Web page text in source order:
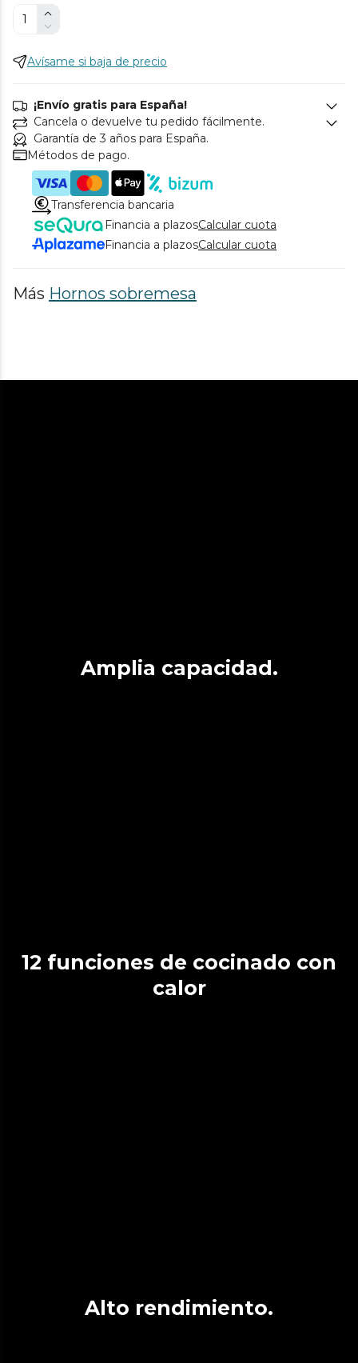
Avísame si baja de precio
¡Envío gratis para España!
Cancela o devuelve tu pedido fácilmente.
Garantía de 3 años para España.
Métodos de pago.
Transferencia bancaria
Financia a plazosCalcular cuota
Financia a plazosCalcular cuota
Más Hornos sobremesa
Amplia capacidad.
12 funciones de cocinado con
calor
Alto rendimiento.